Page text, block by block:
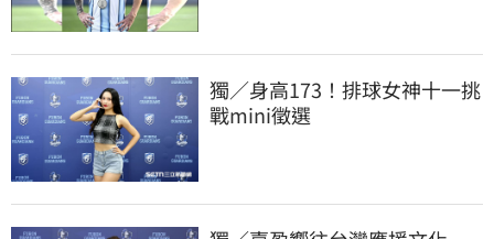
獨／身高173！排球女神十一挑
戰mini徵選